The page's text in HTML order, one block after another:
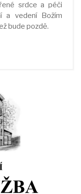
srdce a péči
a vedení Božím
bude pozdě.